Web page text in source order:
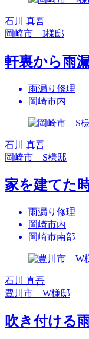
石川 真吾
岡崎市 I様邸
軒裏から雨
雨漏り修理
岡崎市内
石川 真吾
岡崎市 S様邸
家を建てた
雨漏り修理
岡崎市内
岡崎市南部
石川 真吾
豊川市 W様邸
吹き付ける